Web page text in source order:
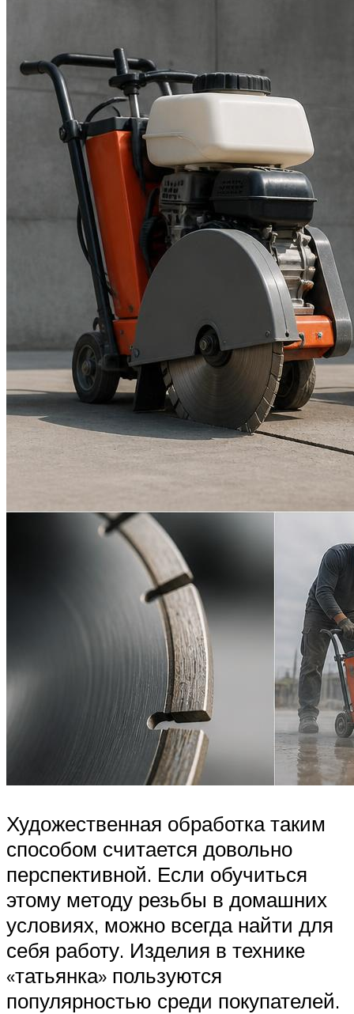
Художественная обработка таким
способом считается довольно
перспективной. Если обучиться
этому методу резьбы в домашних
условиях, можно всегда найти для
себя работу. Изделия в технике
«татьянка» пользуются
популярностью среди покупателей.